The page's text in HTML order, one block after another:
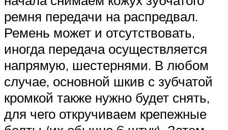
ремня передачи на распредвал.
Ремень может и отсутствовать,
иногда передача осуществляется
напрямую, шестернями. В любом
случае, основной шкив с зубчатой
кромкой также нужно будет снять,
для чего откручиваем крепежные